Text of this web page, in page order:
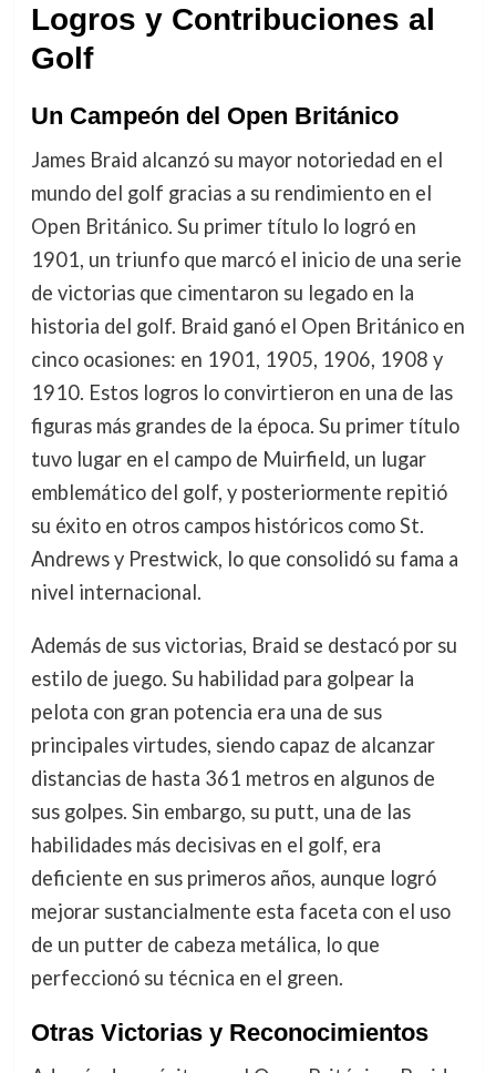
Logros y Contribuciones al
Golf
Un Campeón del Open Británico
James Braid alcanzó su mayor notoriedad en el
mundo del golf gracias a su rendimiento en el
Open Británico. Su primer título lo logró en
1901, un triunfo que marcó el inicio de una serie
de victorias que cimentaron su legado en la
historia del golf. Braid ganó el Open Británico en
cinco ocasiones: en 1901, 1905, 1906, 1908 y
1910. Estos logros lo convirtieron en una de las
figuras más grandes de la época. Su primer título
tuvo lugar en el campo de Muirfield, un lugar
emblemático del golf, y posteriormente repitió
su éxito en otros campos históricos como St.
Andrews y Prestwick, lo que consolidó su fama a
nivel internacional.
Además de sus victorias, Braid se destacó por su
estilo de juego. Su habilidad para golpear la
pelota con gran potencia era una de sus
principales virtudes, siendo capaz de alcanzar
distancias de hasta 361 metros en algunos de
sus golpes. Sin embargo, su putt, una de las
habilidades más decisivas en el golf, era
deficiente en sus primeros años, aunque logró
mejorar sustancialmente esta faceta con el uso
de un putter de cabeza metálica, lo que
perfeccionó su técnica en el green.
Otras Victorias y Reconocimientos